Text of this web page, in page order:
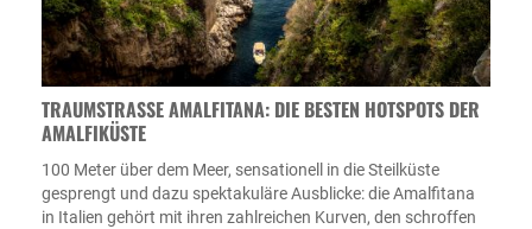
TRAUMSTRASSE AMALFITANA: DIE BESTEN HOTSPOTS DER A
MALFIKÜSTE
100 Meter über dem Meer, sensationell in die Steilküste
gesprengt und dazu spektakuläre Ausblicke: die Amalfitana
in Italien gehört mit ihren zahlreichen Kurven, den schroffen